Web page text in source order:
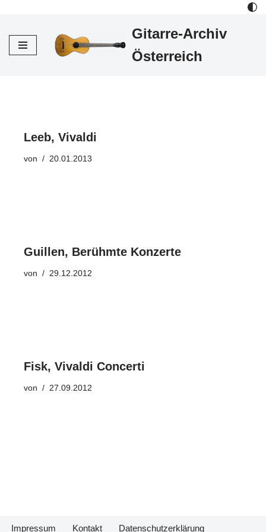
Inhalt
Gitarre-Archiv
Österreich
Leeb, Vivaldi
von 20.01.2013
Guillen, Berühmte Konzerte
von 29.12.2012
Fisk, Vivaldi Concerti
von 27.09.2012
Impressum Kontakt Datenschutzerklärung